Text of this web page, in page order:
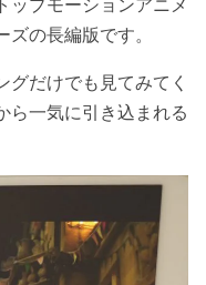
の長編版です。
グだけでも見てみてく
ら一気に引き込まれる